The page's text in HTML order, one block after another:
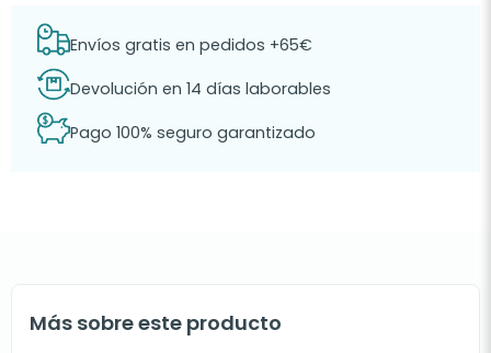
Envíos gratis en pedidos +65€
Devolución en 14 días laborables
Pago 100% seguro garantizado
Más sobre este producto